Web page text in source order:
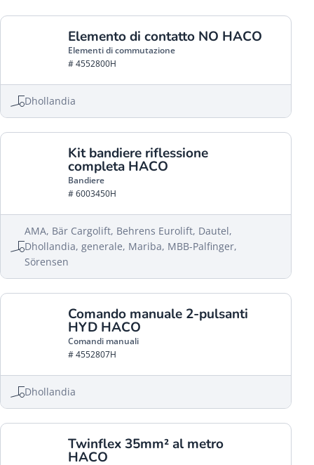
Elemento di contatto NO HACO
Elementi di commutazione
# 4552800H
Dhollandia
Kit bandiere riflessione
completa HACO
Bandiere
# 6003450H
AMA, Bär Cargolift, Behrens Eurolift, Dautel,
Dhollandia, generale, Mariba, MBB-Palfinger,
Sörensen
Comando manuale 2-pulsanti
HYD HACO
Comandi manuali
# 4552807H
Dhollandia
Twinflex 35mm² al metro
HACO